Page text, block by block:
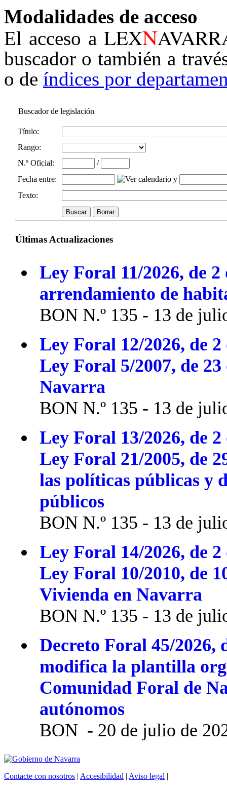
Modalidades de acceso
El acceso aLEXN
buscador o también a
o de índices por
Buscador de legislación
Título:
Rango:
N.º Oficial:
/
Fecha entre:
y
Texto:
Últimas Actualizaciones
Ley Foral 11/2026, de
arrendamiento de
BON N.º 135 - 13 de
Ley Foral 12/2026, de
Ley Foral 5/2007, de
Navarra
BON N.º 135 - 13 de
Ley Foral 13/2026, de
Ley Foral 21/2005, de
las políticas públicas y
públicos
BON N.º 135 - 13 de
Ley Foral 14/2026, de
Ley Foral 10/2010, de
Vivienda en Navarra
BON N.º 135 - 13 de
Decreto Foral 45/2026,
modifica la plantilla
Comunidad Foral de
autónomos
BON - 20 de julio de
Contacte con nosotros | Accesibilidad | Aviso legal |